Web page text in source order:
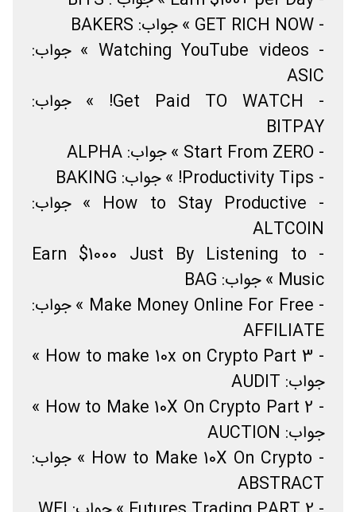
- GET RICH NOW » جواب: BAKERS
- Watching YouTube videos » جواب:
ASIC
- Get Paid TO WATCH! » جواب:
BITPAY
- Start From ZERO » جواب: ALPHA
- Productivity Tips! » جواب: BAKING
- How to Stay Productive » جواب:
ALTCOIN
- Earn $1000 Just By Listening to
Music » جواب: BAG
- Make Money Online For Free » جواب:
AFFILIATE
- How to make 10x on Crypto Part 3 »
جواب: AUDIT
- How to Make 10X On Crypto Part 2 »
جواب: AUCTION
- How to Make 10X On Crypto » جواب:
ABSTRACT